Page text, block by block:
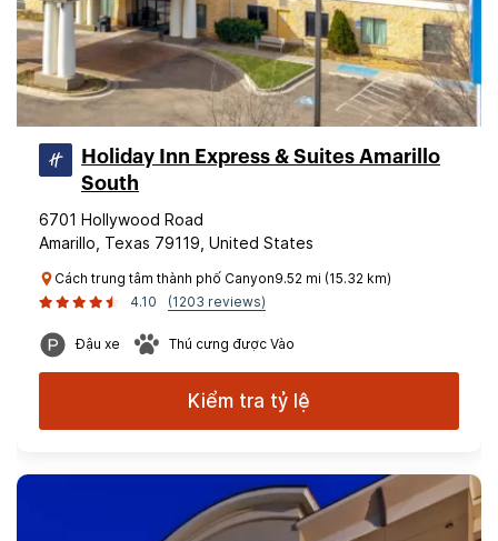
Holiday Inn Express & Suites Amarillo
South
6701 Hollywood Road
Amarillo, Texas 79119, United States
Cách trung tâm thành phố Canyon9.52 mi (15.32 km)
4.10
(1203 reviews)
Đậu xe Thú cưng được Vào
Kiểm tra tỷ lệ